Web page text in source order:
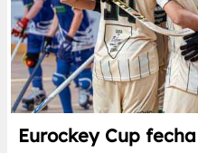
Eurockey Cup